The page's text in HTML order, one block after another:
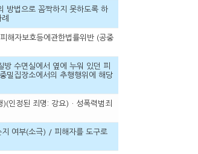
방법으로 꼼짝하지 못하도록 하
자보호등에관한법률위반 (공중
수면실에서 옆에 누워 있던 피
밀집장소에서의 추행행위에 해당
인정된 죄명: 강요)ㆍ성폭력범죄
지 여부(소극) / 피해자를 도구로